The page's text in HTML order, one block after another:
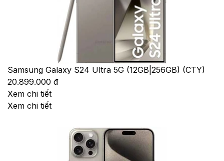
Samsung Galaxy S24 Ultra 5G (12GB|256GB) (CTY)
20.899.000 đ
Xem chi tiết
Xem chi tiết